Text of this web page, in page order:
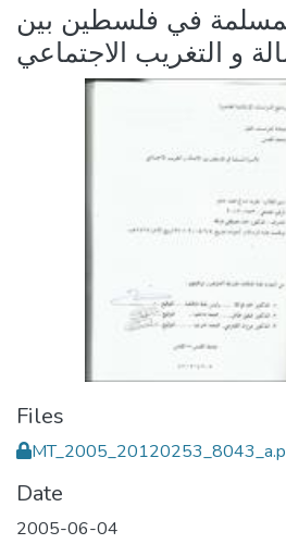
في فلسطين بين
و التغريب الاجتماعي
Files
Date
2005-06-04